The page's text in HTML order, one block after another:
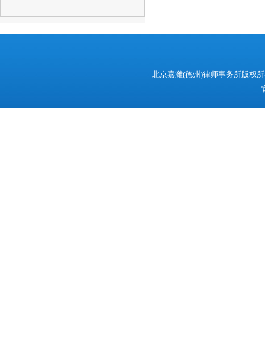
北京嘉潍(德州)律师事务所版权